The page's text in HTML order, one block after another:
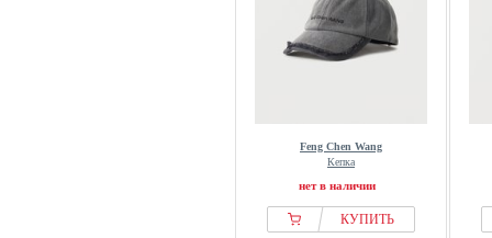
Feng Chen Wang
Кепка
нет в наличии
КУПИТЬ